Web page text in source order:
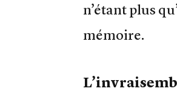
n’étant plus
mémoire.